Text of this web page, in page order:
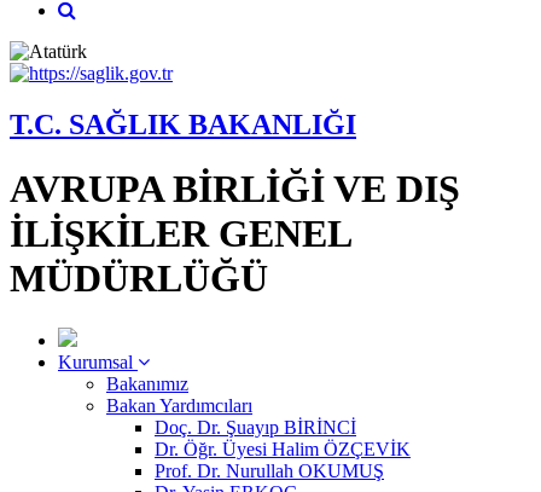
T.C. SAĞLIK BAKANLIĞI
AVRUPA BİRLİĞİ VE DIŞ
İLİŞKİLER GENEL
MÜDÜRLÜĞÜ
Kurumsal
Bakanımız
Bakan Yardımcıları
Doç. Dr. Şuayıp BİRİNCİ
Dr. Öğr. Üyesi Halim ÖZÇEVİK
Prof. Dr. Nurullah OKUMUŞ